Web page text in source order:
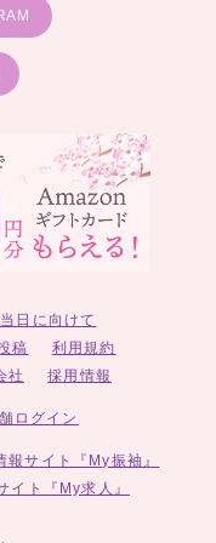
日に向けて
稿
利用規約
社 採用情報
ログイン
サイト『My振袖』
イト『My求人』